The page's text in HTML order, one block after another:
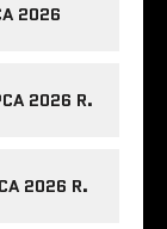
2026
2026 R.
2026 R.